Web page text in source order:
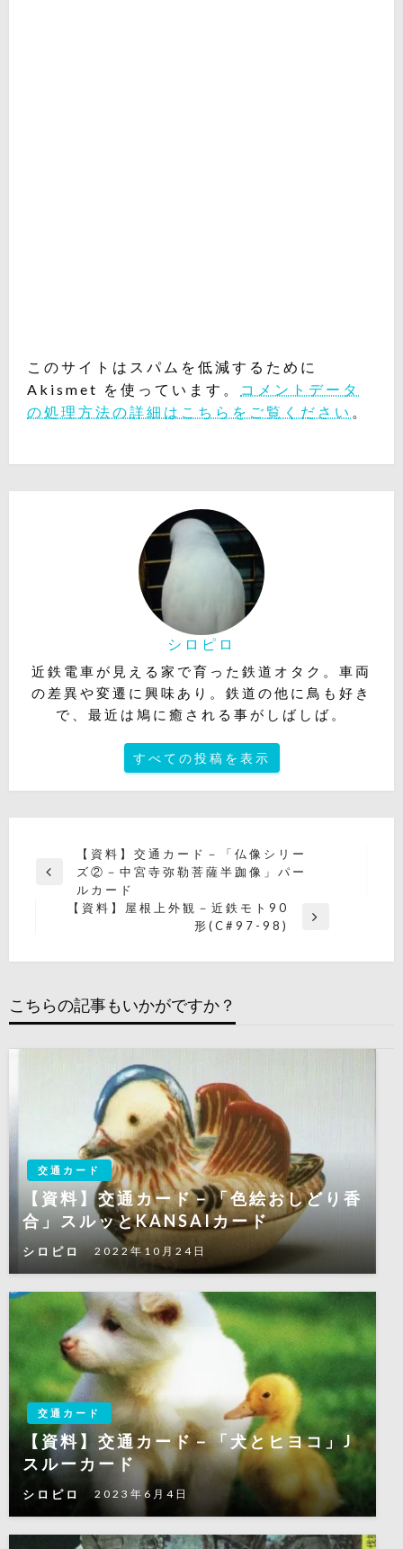
このサイトはスパムを低減するために
Akismet を使っています。
コメントデータ
の処理方法の詳細はこちらをご覧ください 。
シロピロ
近鉄電車が見える家で育った鉄道オタク。車両
の差異や変遷に興味あり。鉄道の他に鳥も好き
で、最近は鳩に癒される事がしばしば。
すべての投稿を表示
稿
ゲ
シ
前
【資料】交通カード－「仏像シリー
ズ②－中宮寺弥勒菩薩半跏像」パー
ルカード
投
【資料】屋根上外観－近鉄モト90
形(C#97-98)
こちらの記事もいかがですか？
交通カード
【資料】交通カード－「色絵おしどり香
合」スルッとKANSAIカード
シロピロ 2022年10月24日
交通カード
【資料】交通カード－「犬とヒヨコ」J
スルーカード
シロピロ 2023年6月4日